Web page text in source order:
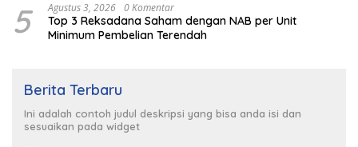
5 Agustus 3, 2026 0 Komentar
Top 3 Reksadana Saham dengan NAB per Unit
Minimum Pembelian Terendah
Berita Terbaru
Ini adalah contoh judul deskripsi yang bisa anda isi dan
sesuaikan pada widget